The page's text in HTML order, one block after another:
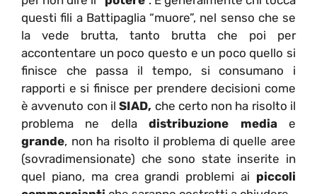
questi fili a Battipaglia “muore”, nel senso che se
la vede brutta, tanto brutta che poi per
accontentare un poco questo e un poco quello si
finisce che passa il tempo, si consumano i
rapporti e si finisce per prendere decisioni come
è avvenuto con il SIAD, che certo non ha risolto il
problema ne delladistribuzione mediae
grande, non ha risolto il problema di quelle aree
(sovradimensionate) che sono state inserite in
quel piano, ma crea grandi problemi ai piccoli